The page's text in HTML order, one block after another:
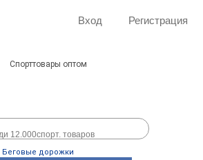
Вход Регистрация
Спорттовары оптом
Беговые дорожки